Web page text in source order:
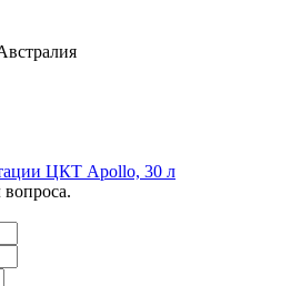
ЦКТ Apollo, 30 л